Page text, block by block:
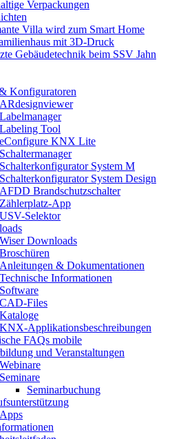
Verpackungen
Villa wird zum Smart Home
mit 3D-Druck
Gebäudetechnik beim SSV Jahn
Konfiguratoren
ARdesignviewer
Labelmanager
Labeling Tool
eConfigure KNX Lite
Schaltermanager
Schalterkonfigurator System M
Schalterkonfigurator System Design
AFDD Brandschutzschalter
Zählerplatz-App
USV-Selektor
Wiser Downloads
Broschüren
Anleitungen & Dokumentationen
Technische Informationen
Software
CAD-Files
Kataloge
KNX-Applikationsbeschreibungen
FAQs mobile
und Veranstaltungen
Webinare
Seminare
Seminarbuchung
Apps